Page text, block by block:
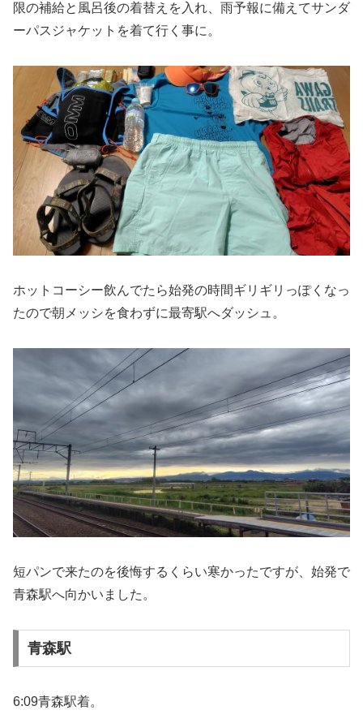
限の補給と風呂後の着替えを入れ、雨予報に備えてサンダ
ーパスジャケットを着て行く事に。
ホットコーシー飲んでたら始発の時間ギリギリっぽくなっ
たので朝メッシを食わずに最寄駅へダッシュ。
短パンで来たのを後悔するくらい寒かったですが、始発で
青森駅へ向かいました。
青森駅
6:09青森駅着。